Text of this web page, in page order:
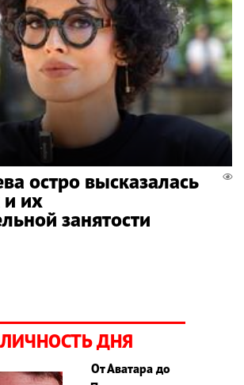
остро высказалась
и их
занятости
ЛИЧНОСТЬ ДНЯ
От Аватара до